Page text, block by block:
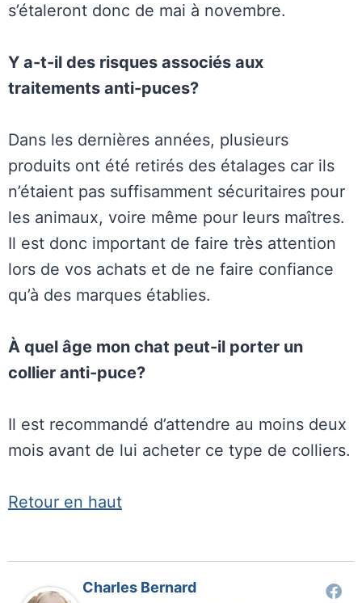
s’étaleront donc de mai à novembre.
Y a-t-il des risques associés aux
traitements anti-puces?
Dans les dernières années, plusieurs
produits ont été retirés des étalages car ils
n’étaient pas suffisamment sécuritaires pour
les animaux, voire même pour leurs maîtres.
Il est donc important de faire très attention
lors de vos achats et de ne faire confiance
qu’à des marques établies.
À quel âge mon chat peut-il porter un
collier anti-puce?
Il est recommandé d’attendre au moins deux
mois avant de lui acheter ce type de colliers.
Retour en haut
Charles Bernard